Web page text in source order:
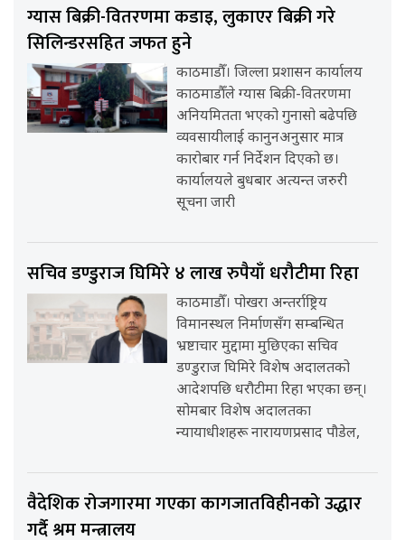
ग्यास बिक्री-वितरणमा कडाइ, लुकाएर बिक्री गरे
सिलिन्डरसहित जफत हुने
काठमाडौँ। जिल्ला प्रशासन कार्यालय
काठमाडौँले ग्यास बिक्री-वितरणमा
अनियमितता भएको गुनासो बढेपछि
व्यवसायीलाई कानुनअनुसार मात्र
कारोबार गर्न निर्देशन दिएको छ।
कार्यालयले बुधबार अत्यन्त जरुरी
सूचना जारी
सचिव डण्डुराज घिमिरे ४ लाख रुपैयाँ धरौटीमा रिहा
काठमाडौँ। पोखरा अन्तर्राष्ट्रिय
विमानस्थल निर्माणसँग सम्बन्धित
भ्रष्टाचार मुद्दामा मुछिएका सचिव
डण्डुराज घिमिरे विशेष अदालतको
आदेशपछि धरौटीमा रिहा भएका छन्।
सोमबार विशेष अदालतका
न्यायाधीशहरू नारायणप्रसाद पौडेल,
वैदेशिक रोजगारमा गएका कागजातविहीनको उद्धार
गर्दै श्रम मन्त्रालय